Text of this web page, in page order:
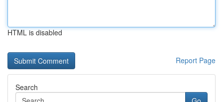
HTML is disabled
Report Page
Search